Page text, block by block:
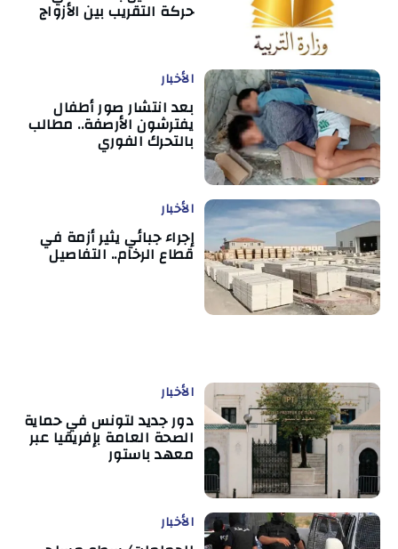
حركة التقريب بين الأزواج
الأخبار
بعد انتشار صور أطفال
يفترشون الأرصفة.. مطالب
بالتحرك الفوري
الأخبار
إجراء جبائي يثير أزمة في
قطاع الرخام.. التفاصيل
الأخبار
دور جديد لتونس في حماية
الصحة العامة بإفريقيا عبر
معهد باستور
الأخبار